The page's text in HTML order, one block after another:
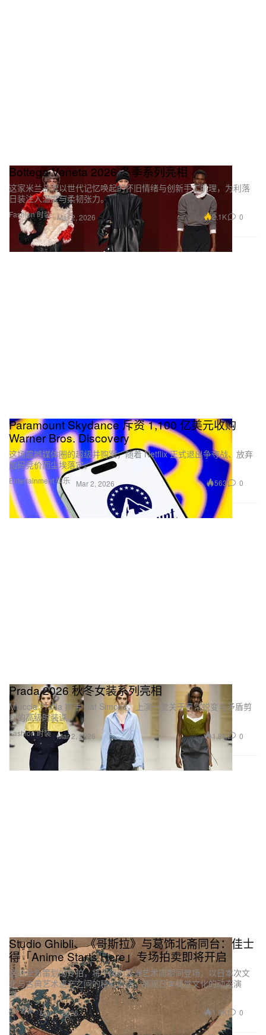
Fashion 时装
Bottega Veneta 2026 冬季系列亮相
这家米兰品牌以世代记忆唤起的怀旧情绪与创新手工肌理，为利落
日装注入温度与柔韧张力。
Mar 2, 2026 2.1K 0
Entertainment 娱乐
Paramount Skydance 斥资 1,100 亿美元收购
Warner Bros. Discovery
这场震撼媒体圈的超级并购案，随着 Netflix 正式退出争夺战、放弃
加码竞价而尘埃落定。
Mar 2, 2026 563 0
Fashion 时装
Prada 2026 秋冬女装系列亮相
Miuccia Prada 携手 Raf Simons，上演一堂关于日常蜕变与矛盾剪
裁的高级时装课。
Mar 2, 2026 1.8K 0
Art 艺术
Studio Ghibli、《哥斯拉》与葛饰北斋同台：佳士
得「Anime Starts Here」专场拍卖即将开启
这场全新策划的专拍，将于纽约亚洲艺术周期间登场，以日本次文
化与古典艺术遗产之间的精彩对话，展现日本视觉文化的动态演
变。
Mar 1, 2026 1.9K 0